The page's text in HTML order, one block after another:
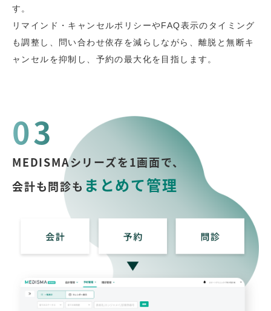
す。
リマインド・キャンセルポリシーやFAQ表示のタイミング
も調整し、問い合わせ依存を減らしながら、離脱と無断キ
ャンセルを抑制し、予約の最大化を目指します。
03
MEDISMAシリーズを1画面で、
会計も問診も まとめて管理